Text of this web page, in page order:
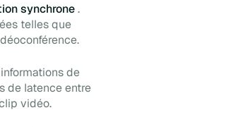
synchrone.
telles que
de
de latence entre
vidéo.